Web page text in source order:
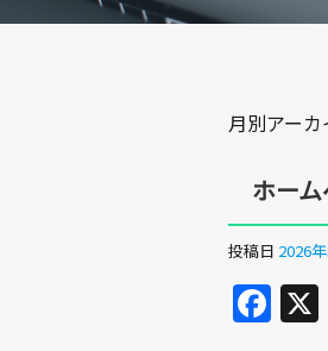
月別アーカ
ホー
投稿日 2026
F